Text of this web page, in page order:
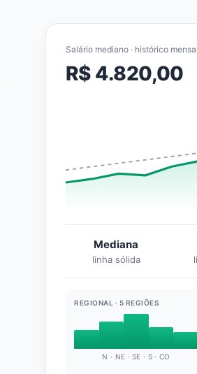
Salário mediano · histórico mensal
R$ 4.820,00
Mediana
linha sólida
REGIONAL · 5 REGIÕES
N · NE · SE · S · CO